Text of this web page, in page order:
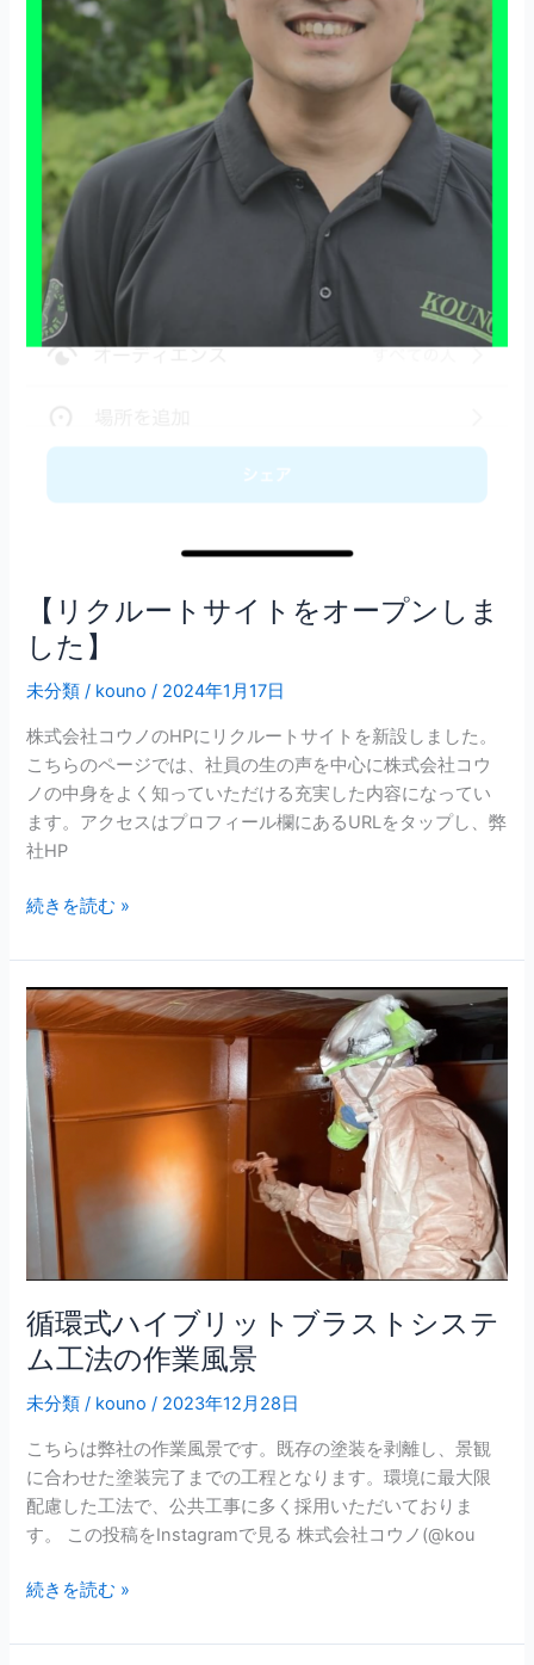
【リクルートサイトをオープンしま
した】
未分類 / kouno/ 2024年1月17日
株式会社コウノのHPにリクルートサイトを新設しました。
こちらのページでは、社員の生の声を中心に株式会社コウ
ノの中身をよく知っていただける充実した内容になってい
ます。アクセスはプロフィール欄にあるURLをタップし、弊
社HP
続きを読む »
循環式ハイブリットブラストシステ
ム工法の作業風景
未分類 / kouno/ 2023年12月28日
こちらは弊社の作業風景です。既存の塗装を剥離し、景観
に合わせた塗装完了までの工程となります。環境に最大限
配慮した工法で、公共工事に多く採用いただいておりま
す。 この投稿をInstagramで見る 株式会社コウノ(@kou
循
環
式
ハ
イ
ブ
リ
ッ
ラ
ス
ト
シ
ス
ム
工
法
の
業
続きを読む »